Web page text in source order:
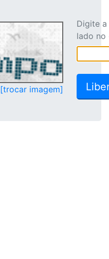
[trocar imagem]
Digite
lado no